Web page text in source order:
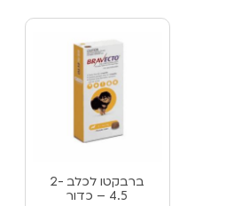
ברבקטו לכלב 2-
4.5 – כדור